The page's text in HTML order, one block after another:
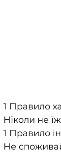
1 Правило
Ніколи не
1 Правило
Не